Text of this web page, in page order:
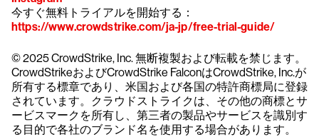
今すぐ無料トライアルを開始する：
https://www.crowdstrike.com/ja-jp/free-trial-guide/
© 2025 CrowdStrike, Inc. 無断複製および転載を禁じます。
CrowdStrikeおよびCrowdStrike FalconはCrowdStrike, Inc.が
所有する標章であり、米国および各国の特許商標局に登録
されています。クラウドストライクは、その他の商標とサ
ービスマークを所有し、第三者の製品やサービスを識別す
る目的で各社のブランド名を使用する場合があります。